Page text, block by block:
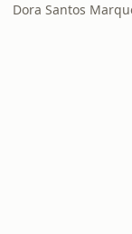
Dora Santos